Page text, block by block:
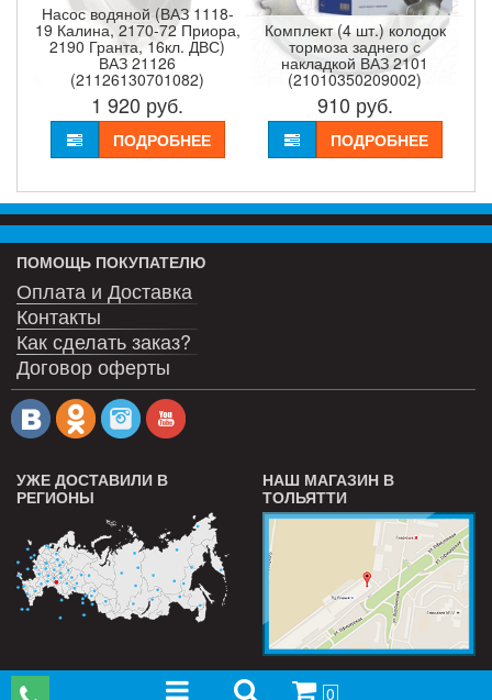
Насос водяной (ВАЗ 1118-
19 Калина, 2170-72 Приора,
2190 Гранта, 16кл. ДВС)
ВАЗ 21126
(21126130701082)
1 920 руб.
ПОДРОБНЕЕ
Комплект (4 шт.) колодок
тормоза заднего с
накладкой ВАЗ 2101
(21010350209002)
910 руб.
ПОДРОБНЕЕ
ПОМОЩЬ ПОКУПАТЕЛЮ
Оплата и Доставка
Контакты
Как сделать заказ?
Договор оферты
УЖЕ ДОСТАВИЛИ В
РЕГИОНЫ
НАШ МАГАЗИН В
ТОЛЬЯТТИ
0